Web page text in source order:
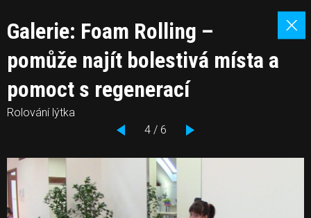
Galerie: Foam Rolling –
pomůže najít bolestivá místa a
pomoct s regenerací
Rolování lýtka
4 / 6